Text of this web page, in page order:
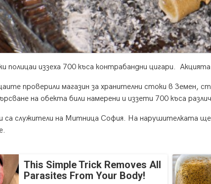
полицаи иззеха 700 къса контрабандни цигари.
проверили магазин за хранителни стоки в
на обекта били намерени и иззети 700 къса
са служители на Митница София. На нарушителката
This Simple Trick Removes All
Parasites From Your Body!